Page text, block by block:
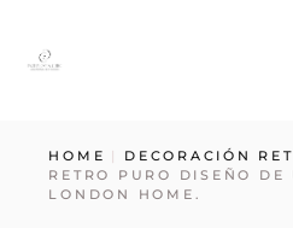
HOME DECORACIÓN
RETRO PURO DISEÑO DE
LONDON HOME.